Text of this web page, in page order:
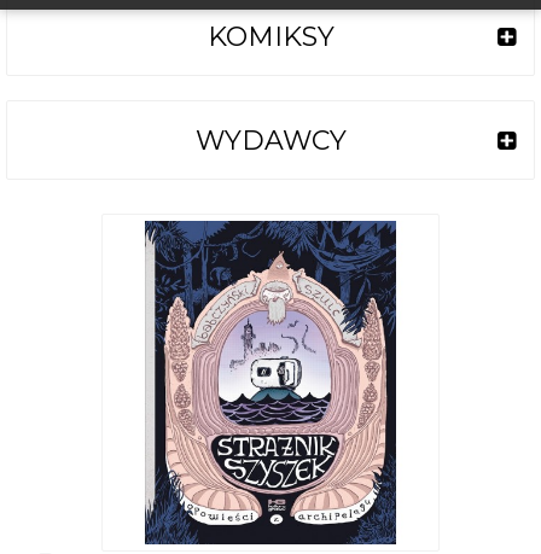
KOMIKSY
WYDAWCY